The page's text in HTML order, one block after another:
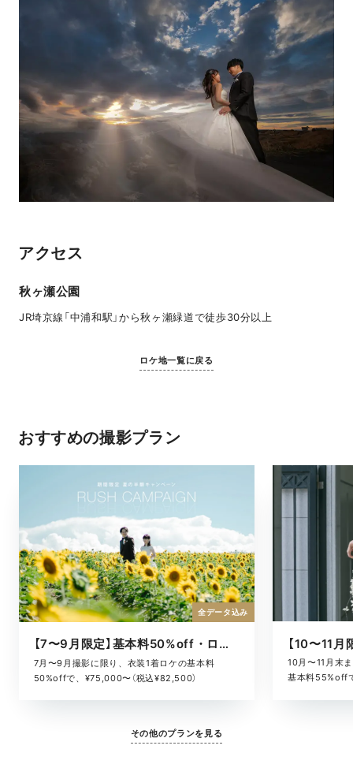
アクセス
秋ヶ瀬公園
JR埼京線「中浦和駅」から秋ヶ瀬緑道で徒歩30分以上
ロケ地一覧に戻る
おすすめの撮影プラン
【7〜9月限定】基本料50%off・ロケキャンペーン
7月〜9月撮影に限り、衣装1着ロケの基本料
50%offで、¥75,000〜（税込¥82,500）
全データ込み
10月〜11月末
基本料55%off
その他のプランを見る